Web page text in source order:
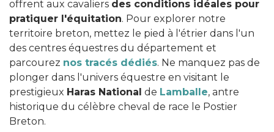
offrent aux cavaliers des conditions idéales pour
pratiquer l'équitation. Pour explorer notre
territoire breton, mettez le pied à l'étrier dans l'un
des centres équestres du département et
parcourez nos tracés dédiés. Ne manquez pas de
plonger dans l'univers équestre en visitant le
prestigieux Haras National de Lamballe, antre
historique du célèbre cheval de race le Postier
Breton.